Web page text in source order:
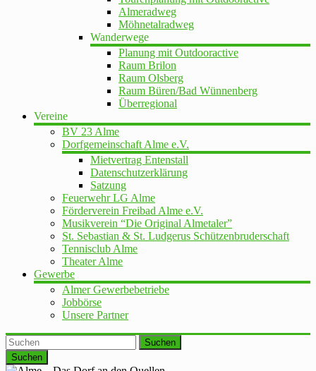
Almeradweg
Möhnetalradweg
Wanderwege
Planung mit Outdooractive
Raum Brilon
Raum Olsberg
Raum Büren/Bad Wünnenberg
Überregional
Vereine
BV 23 Alme
Dorfgemeinschaft Alme e.V.
Mietvertrag Entenstall
Datenschutzerklärung
Satzung
Feuerwehr LG Alme
Förderverein Freibad Alme e.V.
Musikverein “Die Original Almetaler”
St. Sebastian & St. Ludgerus Schützenbruderschaft
Tennisclub Alme
Theater Alme
Gewerbe
Almer Gewerbebetriebe
Jobbörse
Unsere Partner
Suchen